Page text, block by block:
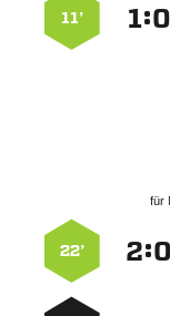
:
11’
für
:
22’